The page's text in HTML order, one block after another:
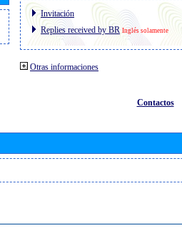
Invitación
Replies received by BR Inglés solamente
Otras informaciones
Contactos